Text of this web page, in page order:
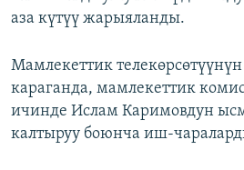
аза күтүү жарыяланды.
Мамлекеттик телекөрсөтүүнүн
караганда, мамлекеттик
ичинде Ислам Каримовдун
калтыруу боюнча иш-